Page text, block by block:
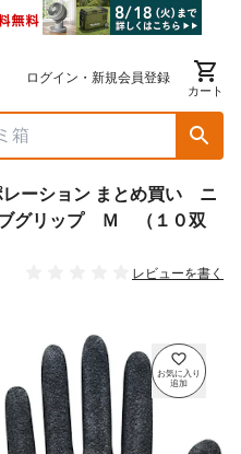
ログイン・新規会員登録
カート
レーション まとめ買い ニ
グリップ Ｍ （１０双
レビューを書く